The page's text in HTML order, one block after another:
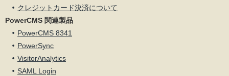
クレジットカード決済について
PowerCMS 関連製品
PowerCMS 8341
PowerSync
VisitorAnalytics
SAML Login